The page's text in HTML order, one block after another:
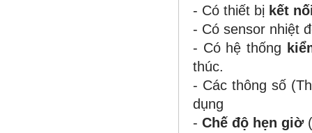
- Có thiết bị kết
- Có sensor nhiệt
- Có hệ thống
thúc.
- Các thông số
dụng
- Chế độ hẹn giờ